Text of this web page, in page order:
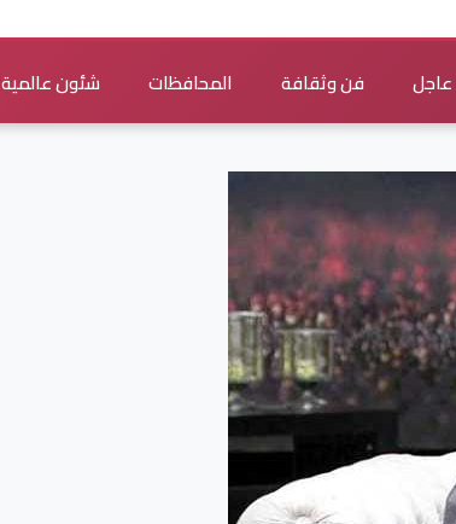
عاجل فن وثقافة المحافظات شئون عالمية